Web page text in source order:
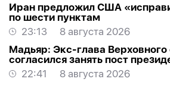
Иран предложил США
по шести пунктам
23:13
8 августа 2026
Мадьяр: Экс-глава Верховного
согласился занять пост
22:41
8 августа 2026